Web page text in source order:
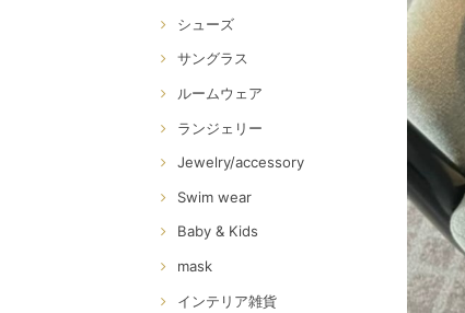
シューズ
サングラス
ルームウェア
ランジェリー
Jewelry/accessory
Swim wear
Baby & Kids
mask
インテリア雑貨